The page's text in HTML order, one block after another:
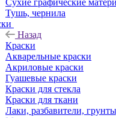
Сухие графические
Тушь, чернила
Назад
Краски
Акварельные краски
Акриловые краски
Гуашевые краски
Краски для стекла
Краски для ткани
Лаки, разбавители,